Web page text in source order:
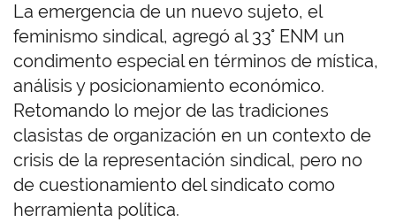
La emergencia de un nuevo sujeto, el
feminismo sindical, agregó al 33° ENM un
condimento especial en términos de mística,
análisis y posicionamiento económico.
Retomando lo mejor de las tradiciones
clasistas de organización en un contexto de
crisis de la representación sindical, pero no
de cuestionamiento del sindicato como
herramienta política.